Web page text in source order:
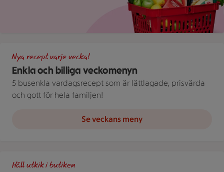
Enkla och billiga veckomenyn
Nya recept varje vecka!
5 busenkla vardagsrecept som är lättlagade, prisvärda
och gott för hela familjen!
Se veckans meny
Håll utkik i butiken